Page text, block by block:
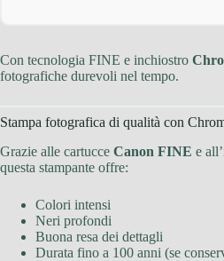
Con tecnologia FINE e inchiostro
fotografiche durevoli nel tempo.
Stampa fotografica di qualità con
Grazie alle cartucce Canon FINE e
questa stampante offre:
Colori intensi
Neri profondi
Buona resa dei dettagli
Durata fino a 100 anni (se